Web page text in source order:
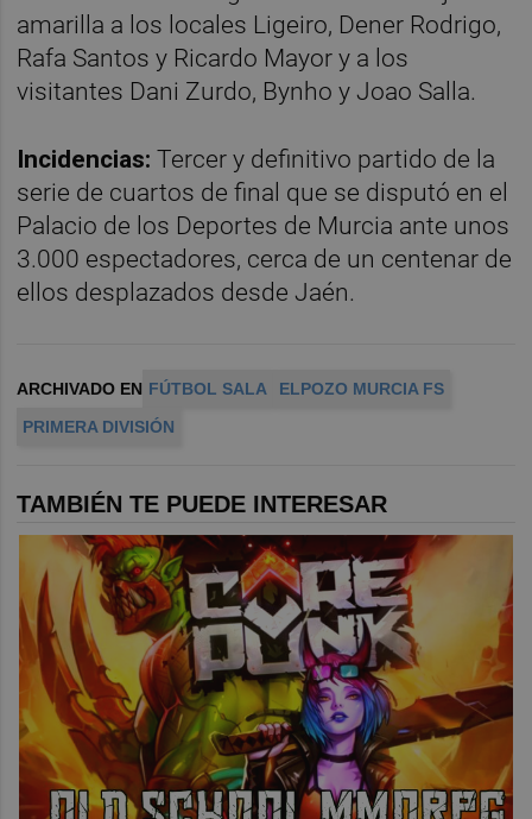
amarilla a los locales Ligeiro, Dener Rodrigo,
Rafa Santos y Ricardo Mayor y a los
visitantes Dani Zurdo, Bynho y Joao Salla.
Incidencias:Tercer y definitivo partido de la
serie de cuartos de final que se disputó en el
Palacio de los Deportes de Murcia ante unos
3.000 espectadores, cerca de un centenar de
ellos desplazados desde Jaén.
ARCHIVADO EN FÚTBOL SALA
ELPOZO MURCIA FS
PRIMERA DIVISIÓN
TAMBIÉN TE PUEDE INTERESAR